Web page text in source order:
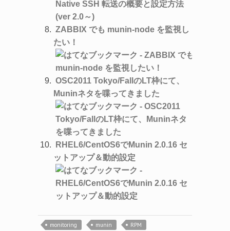
ZABBIX でも munin-node を監視し
たい！
OSC2011 Tokyo/FallのLT枠にて、
Muninネタを喋ってきました
RHEL6/CentOS6でMunin 2.0.16 セ
ットアップ＆動的設定
monitoring munin RPM